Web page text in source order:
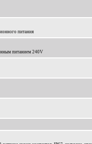
питания
питанием 240V